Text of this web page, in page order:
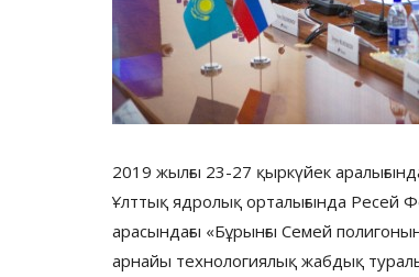
2019 жылғы 23-27 қыркүйек
Ұлттық ядролық орталығында Ресей
арасындағы «Бұрынғы Семей
арнайы технологиялық жабдық